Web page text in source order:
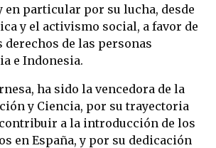
en particular por su lucha, desde
y el activismo social, a favor de
de las personas
e Indonesia.
ha sido la vencedora de la
y Ciencia, por su trayectoria
a la introducción de los
en España, y por su dedicación